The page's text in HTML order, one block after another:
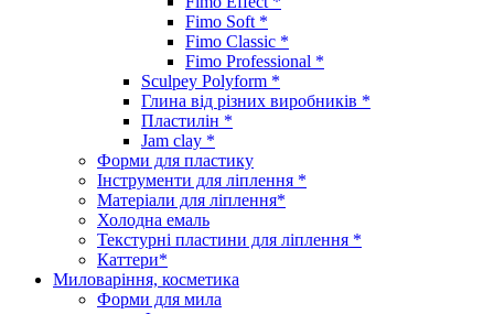
Fimo Soft *
Fimo Classic *
Fimo Professional *
Sculpey Polyform *
Глина від різних виробників *
Пластилін *
Jam clay *
Форми для пластику
Інструменти для ліплення *
Матеріали для ліплення*
Холодна емаль
Текстурні пластини для ліплення *
Каттери*
Миловаріння, косметика
Форми для мила